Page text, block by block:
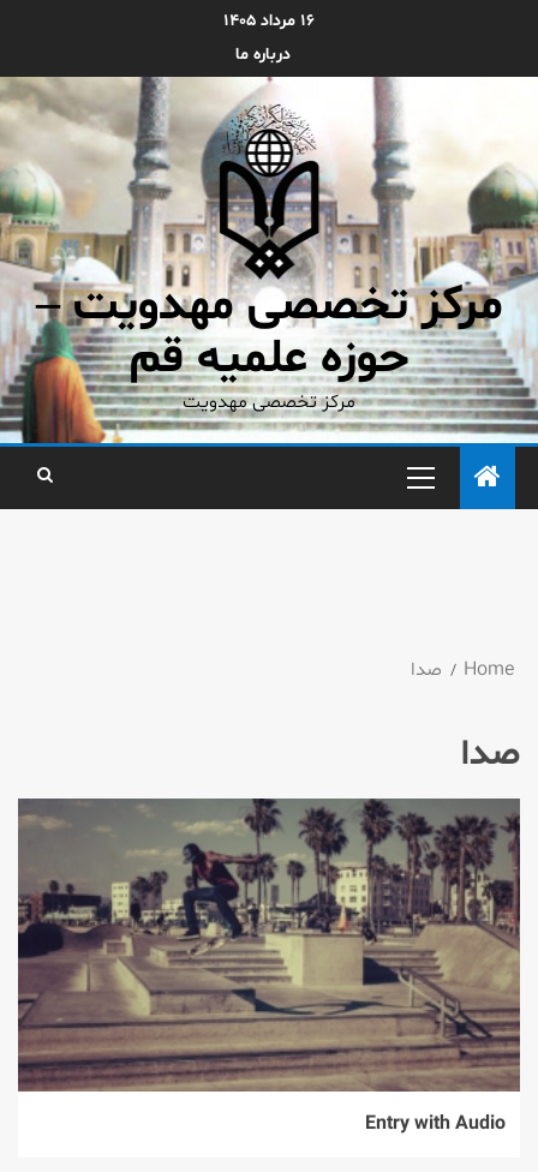
۱۶ مرداد ۱۴۰۵
درباره ما
مرکز تخصصی مهدویت –
حوزه علمیه قم
مرکز تخصصی مهدویت
Home صدا
صدا
Entry with Audio